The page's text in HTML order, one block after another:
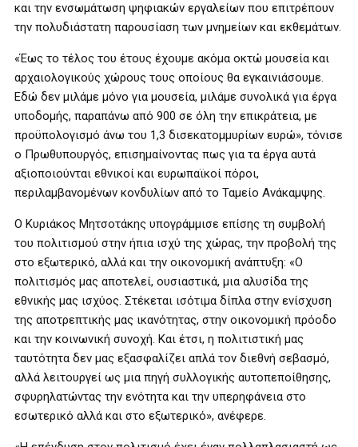
και την ενσωμάτωση ψηφιακών εργαλείων που επιτρέπουν
την πολυδιάστατη παρουσίαση των μνημείων και εκθεμάτων.
«Έως το τέλος του έτους έχουμε ακόμα οκτώ μουσεία και
αρχαιολογικούς χώρους τους οποίους θα εγκαινιάσουμε.
Εδώ δεν μιλάμε μόνο για μουσεία, μιλάμε συνολικά για έργα
υποδομής, παραπάνω από 900 σε όλη την επικράτεια, με
προϋπολογισμό άνω του 1,3 δισεκατομμυρίων ευρώ», τόνισε
ο Πρωθυπουργός, επισημαίνοντας πως για τα έργα αυτά
αξιοποιούνται εθνικοί και ευρωπαϊκοί πόροι,
περιλαμβανομένων κονδυλίων από το Ταμείο Ανάκαμψης.
Ο Κυριάκος Μητσοτάκης υπογράμμισε επίσης τη συμβολή
του πολιτισμού στην ήπια ισχύ της χώρας, την προβολή της
στο εξωτερικό, αλλά και την οικονομική ανάπτυξη: «Ο
πολιτισμός μας αποτελεί, ουσιαστικά, μια αλυσίδα της
εθνικής μας ισχύος. Στέκεται ισότιμα δίπλα στην ενίσχυση
της αποτρεπτικής μας ικανότητας, στην οικονομική πρόοδο
και την κοινωνική συνοχή. Και έτσι, η πολιτιστική μας
ταυτότητα δεν μας εξασφαλίζει απλά τον διεθνή σεβασμό,
αλλά λειτουργεί ως μια πηγή συλλογικής αυτοπεποίθησης,
σφυρηλατώντας την ενότητα και την υπερηφάνεια στο
εσωτερικό αλλά και στο εξωτερικό», ανέφερε.